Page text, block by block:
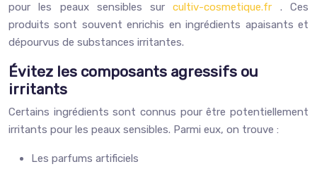
pour les peaux sensibles surcultiv-cosmetique.fr . Ces
produits sont souvent enrichis en ingrédients apaisants et
dépourvus de substances irritantes.
Évitez les composants agressifs ou
irritants
Certains ingrédients sont connus pour être potentiellement
irritants pour les peaux sensibles. Parmi eux, on trouve :
Les parfums artificiels